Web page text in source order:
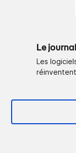
Le
Les
réinventent